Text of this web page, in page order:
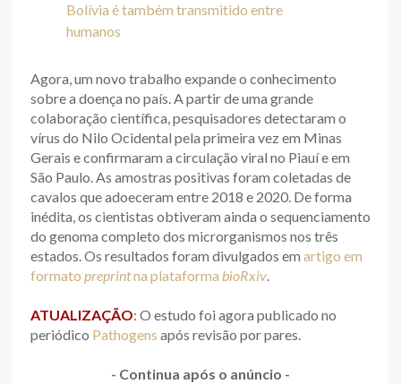
Bolívia é também transmitido entre
humanos
Agora, um novo trabalho expande o conhecimento
sobre a doença no país. A partir de uma grande
colaboração científica, pesquisadores detectaram o
vírus do Nilo Ocidental pela primeira vez em Minas
Gerais e confirmaram a circulação viral no Piauí e em
São Paulo. As amostras positivas foram coletadas de
cavalos que adoeceram entre 2018 e 2020. De forma
inédita, os cientistas obtiveram ainda o sequenciamento
do genoma completo dos microrganismos nos três
estados. Os resultados foram divulgados em artigo em
formato preprintna plataforma bioRxiv.
ATUALIZAÇÃO: O estudo foi agora publicado no
periódico Pathogens após revisão por pares.
- Continua após o anúncio -